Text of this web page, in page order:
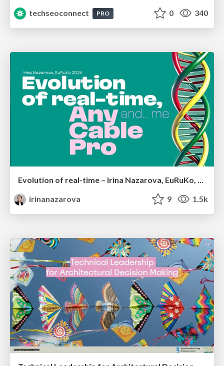
techseoconnect
PRO 0 340
Evolution of real-time – Irina Nazarova, EuRuKo, 2024
irinanazarova
9 1.5k